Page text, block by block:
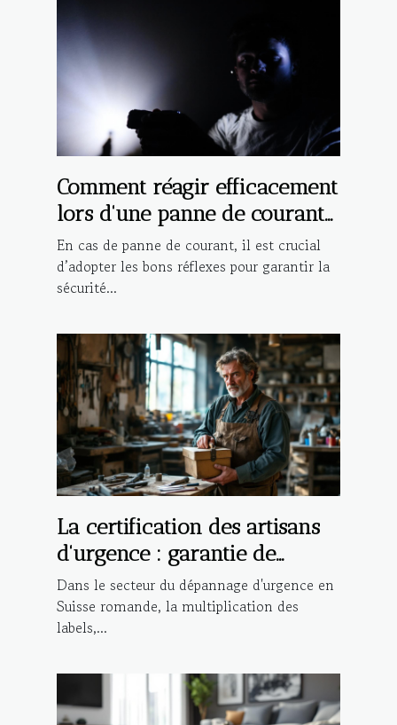
Comment réagir efficacement
lors d'une panne de courant
?
En cas de panne de courant, il est crucial
d’adopter les bons réflexes pour garantir la
sécurité...
La certification des artisans
d'urgence : garantie de
qualité ou marketing ?
Dans le secteur du dépannage d'urgence en
Suisse romande, la multiplication des
labels,...